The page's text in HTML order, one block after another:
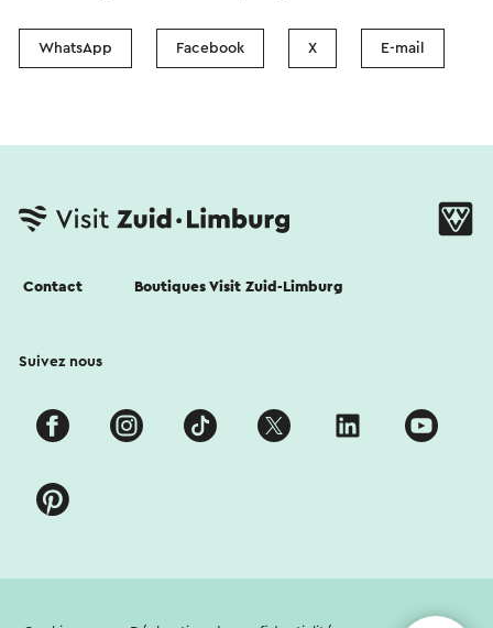
WhatsApp Facebook X E-mail
Contact Boutiques Visit Zuid-Limburg
Suivez nous